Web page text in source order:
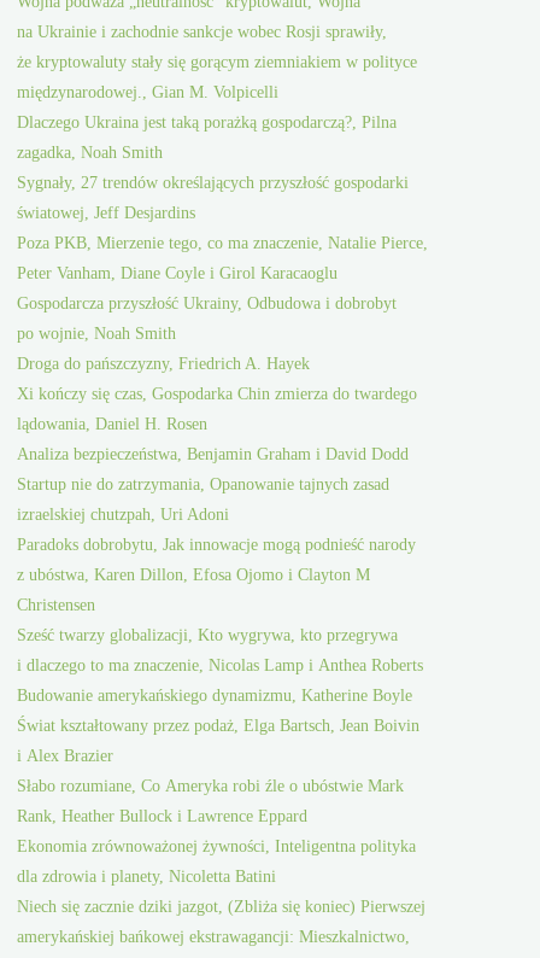
na Ukrainie i zachodnie sankcje wobec Rosji sprawiły,
że kryptowaluty stały się gorącym ziemniakiem w polityce
międzynarodowej., Gian M. Volpicelli
Dlaczego Ukraina jest taką porażką gospodarczą?, Pilna
zagadka, Noah Smith
Sygnały, 27 trendów określających przyszłość gospodarki
światowej, Jeff Desjardins
Poza PKB, Mierzenie tego, co ma znaczenie, Natalie Pierce,
Peter Vanham, Diane Coyle i Girol Karacaoglu
Gospodarcza przyszłość Ukrainy, Odbudowa i dobrobyt
po wojnie, Noah Smith
Droga do pańszczyzny, Friedrich A. Hayek
Xi kończy się czas, Gospodarka Chin zmierza do twardego
lądowania, Daniel H. Rosen
Analiza bezpieczeństwa, Benjamin Graham i David Dodd
Startup nie do zatrzymania, Opanowanie tajnych zasad
izraelskiej chutzpah, Uri Adoni
Paradoks dobrobytu, Jak innowacje mogą podnieść narody
z ubóstwa, Karen Dillon, Efosa Ojomo i Clayton M
Christensen
Sześć twarzy globalizacji, Kto wygrywa, kto przegrywa
i dlaczego to ma znaczenie, Nicolas Lamp i Anthea Roberts
Budowanie amerykańskiego dynamizmu, Katherine Boyle
Świat kształtowany przez podaż, Elga Bartsch, Jean Boivin
i Alex Brazier
Słabo rozumiane, Co Ameryka robi źle o ubóstwie Mark
Rank, Heather Bullock i Lawrence Eppard
Ekonomia zrównoważonej żywności, Inteligentna polityka
dla zdrowia i planety, Nicoletta Batini
Niech się zacznie dziki jazgot, (Zbliża się koniec) Pierwszej
amerykańskiej bańkowej ekstrawagancji: Mieszkalnictwo,